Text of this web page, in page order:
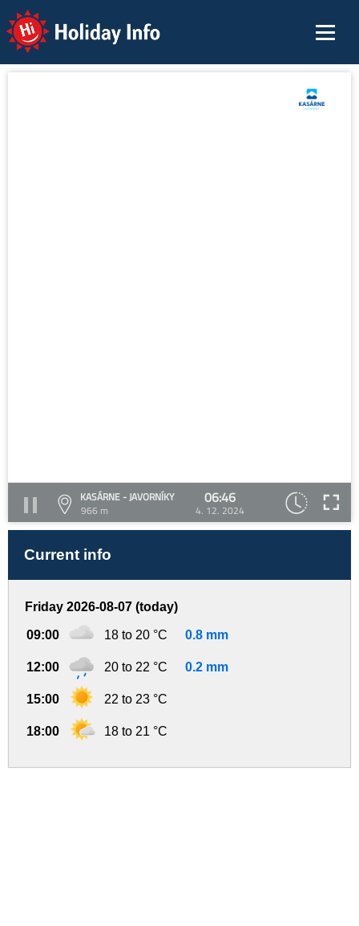
Holiday Info
KASÁRNE - JAVORNÍKY
966 m
06:46
4. 12. 2024
Current info
Friday 2026-08-07 (today)
09:00 18 to 20 °C 0.8 mm
12:00 20 to 22 °C 0.2 mm
15:00 22 to 23 °C
18:00 18 to 21 °C